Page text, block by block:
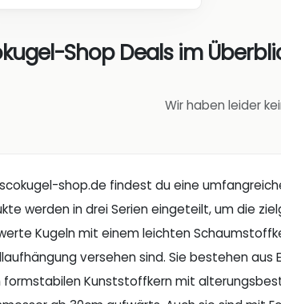
Shop Deals im
Wir haben leider
shop.de findest du eine
werden in drei Serien eingeteilt, um die
Kugeln mit einem leichten
versehen sind. Sie bestehen aus
formstabilen Kunststoffkern mit